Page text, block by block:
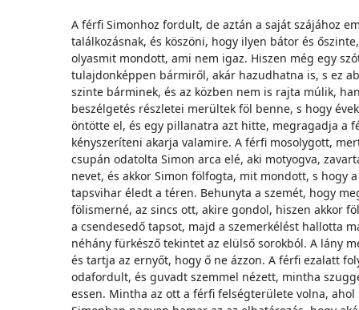
A férfi Simonhoz fordult, de aztán a saját szájához
találkozásnak, és köszöni, hogy ilyen bátor és
olyasmit mondott, ami nem igaz. Hiszen még egy
tulajdonképpen bármiről, akár hazudhatna is, s ez
szinte bárminek, és az közben nem is rajta múlik,
beszélgetés részletei merültek föl benne, s hogy
öntötte el, és egy pillanatra azt hitte, megragadja a
kényszeríteni akarja valamire. A férfi mosolygott,
csupán odatolta Simon arca elé, aki motyogva,
nevet, és akkor Simon fölfogta, mit mondott, s hogy
tapsvihar éledt a téren. Behunyta a szemét, hogy
fölismerné, az sincs ott, akire gondol, hiszen akkor
a csendesedő tapsot, majd a szemerkélést hallotta
néhány fürkésző tekintet az elülső sorokból. A lány
és tartja az ernyőt, hogy ő ne ázzon. A férfi ezalatt
odafordult, és guvadt szemmel nézett, mintha
essen. Mintha az ott a férfi felségterülete volna,